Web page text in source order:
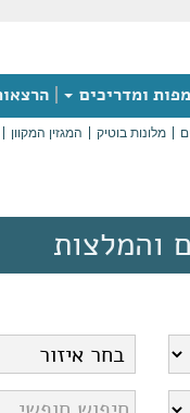
מפות ומדריכים
מלונות בוטיק המגזין המקוון
והמלצות